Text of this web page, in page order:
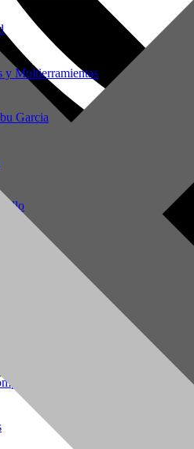
y Multierramientas
Garcia
PCP